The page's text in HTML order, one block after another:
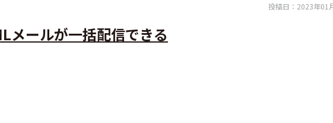
投稿日： 2023年01
メールが一括配信できる